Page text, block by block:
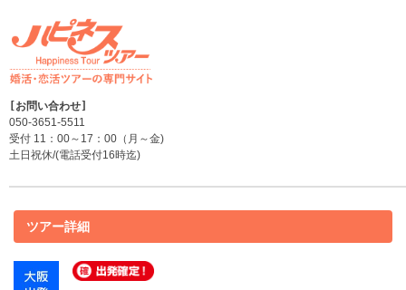
050-3651-5511
受付 11：00～17：00（月～金)
土日祝休/(電話受付16時迄)
ツアー詳細